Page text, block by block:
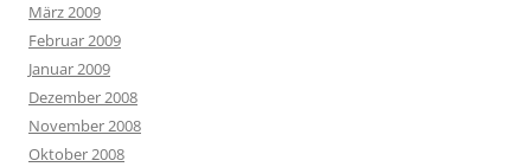
März 2009
Februar 2009
Januar 2009
Dezember 2008
November 2008
Oktober 2008